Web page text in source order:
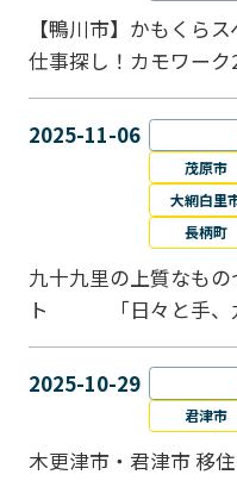
【鴨川市】かもくら
仕事探し！カモワーク
2025-11-06
茂原市
大網白里
長柄町
九十九里の上質なも
ト 「日々と手、
2025-10-29
君津市
木更津市・君津市 移